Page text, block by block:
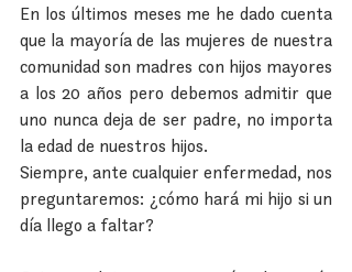
En los últimos meses me he dado cuenta
que la mayoría de las mujeres de nuestra
comunidad son madres con hijos mayores
a los 20 años pero debemos admitir que
uno nunca deja de ser padre, no importa
la edad de nuestros hijos.
Siempre, ante cualquier enfermedad, nos
preguntaremos: ¿cómo hará mi hijo si un
día llego a faltar?